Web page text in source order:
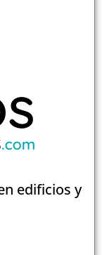
edificios y